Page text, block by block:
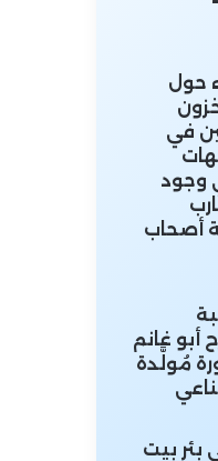
حول
في
وجود
أصحاب
أبو غانم
مُولَّدة
بيت